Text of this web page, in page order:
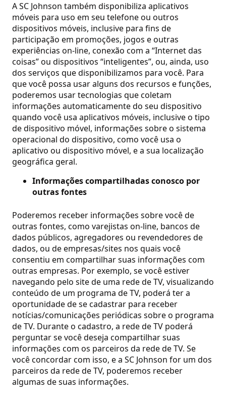
A SC Johnson também disponibiliza aplicativos
móveis para uso em seu telefone ou outros
dispositivos móveis, inclusive para fins de
participação em promoções, jogos e outras
experiências on-line, conexão com a “Internet das
coisas” ou dispositivos “inteligentes”, ou, ainda, uso
dos serviços que disponibilizamos para você. Para
que você possa usar alguns dos recursos e funções,
poderemos usar tecnologias que coletam
informações automaticamente do seu dispositivo
quando você usa aplicativos móveis, inclusive o tipo
de dispositivo móvel, informações sobre o sistema
operacional do dispositivo, como você usa o
aplicativo ou dispositivo móvel, e a sua localização
geográfica geral.
Informações compartilhadas conosco por
outras fontes
Poderemos receber informações sobre você de
outras fontes, como varejistas on-line, bancos de
dados públicos, agregadores ou revendedores de
dados, ou de empresas/sites nos quais você
consentiu em compartilhar suas informações com
outras empresas. Por exemplo, se você estiver
navegando pelo site de uma rede de TV, visualizando
conteúdo de um programa de TV, poderá ter a
oportunidade de se cadastrar para receber
notícias/comunicações periódicas sobre o programa
de TV. Durante o cadastro, a rede de TV poderá
perguntar se você deseja compartilhar suas
informações com os parceiros da rede de TV. Se
você concordar com isso, e a SC Johnson for um dos
parceiros da rede de TV, poderemos receber
algumas de suas informações.